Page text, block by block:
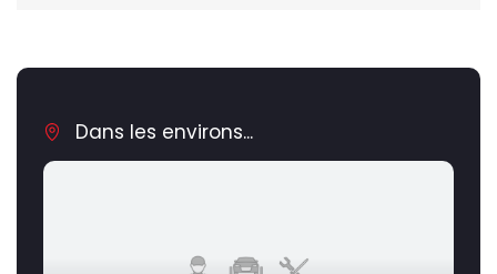
Dans les environs...